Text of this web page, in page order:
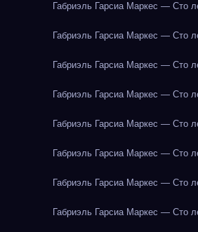
Габриэль Гарсиа Маркес — Сто
Габриэль Гарсиа Маркес — Сто
Габриэль Гарсиа Маркес — Сто
Габриэль Гарсиа Маркес — Сто
Габриэль Гарсиа Маркес — Сто
Габриэль Гарсиа Маркес — Сто
Габриэль Гарсиа Маркес — Сто
Габриэль Гарсиа Маркес — Сто